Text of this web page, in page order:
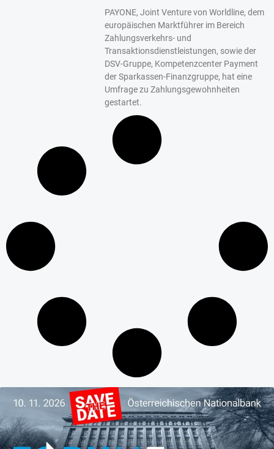
PAYONE, Joint Venture von Worldline, dem
europäischen Marktführer im Bereich
Zahlungsverkehrs- und
Transaktionsdienstleistungen, sowie der
DSV-Gruppe, Kompetenzcenter Payment
der Sparkassen-Finanzgruppe, hat eine
Umfrage zu Zahlungsgewohnheiten
gestartet.